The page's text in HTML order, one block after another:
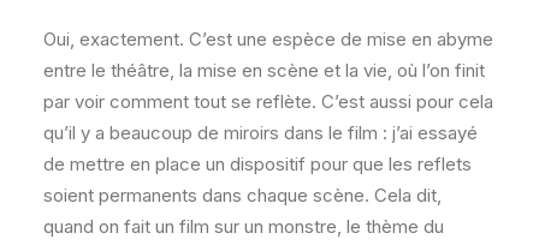
Oui, exactement. C’est une espèce de mise en abyme
entre le théâtre, la mise en scène et la vie, où l’on finit
par voir comment tout se reflète. C’est aussi pour cela
qu’il y a beaucoup de miroirs dans le film : j’ai essayé
de mettre en place un dispositif pour que les reflets
soient permanents dans chaque scène. Cela dit,
quand on fait un film sur un monstre, le thème du